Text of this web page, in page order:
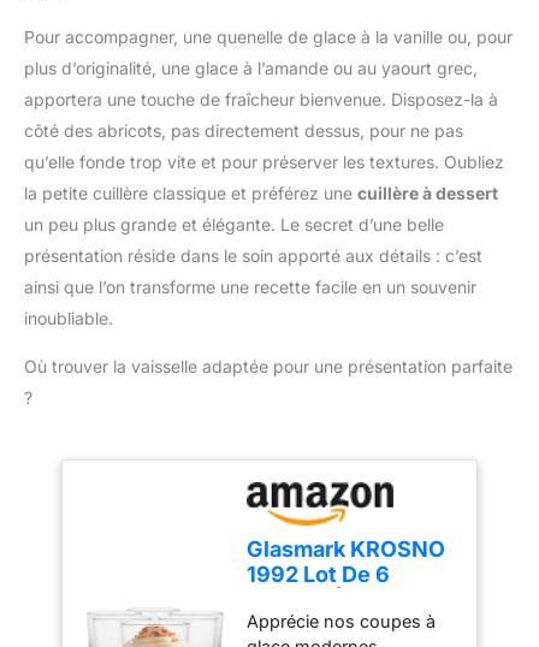
sans effort et d'une seule
main. Un régulateur pour
un contrôle complet de la
température d'atteindre 1
371 °C. Appuyez sur le
bouton pour allumer le
feu, tournez le verrou de
aiguilles d'une montre en
même temps : vous
la flamme. Remarque :
Vous devrez acheter
séparément une bouteille
de butane adaptée.
(Veuillez d'abord remplir
petite quantité de butane
portable, notre mini
chalumeau est prêt à
l'emploi. Parfait pour la
cuisine, la création de
bijoux, le bricolage, le
désherbage, le camping
ou toute autre activité en
extérieur. Un outil
indispensable pour la
maison et les loisirs
créatifs.
vaisselle.
Pour accompagner, une quenelle de glace à la vanille ou, pour
plus d’originalité, une glace à l’amande ou au yaourt grec,
apportera une touche de fraîcheur bienvenue. Disposez-la à
côté des abricots, pas directement dessus, pour ne pas
qu’elle fonde trop vite et pour préserver les textures. Oubliez
la petite cuillère classique et préférez une cuillère à dessert
un peu plus grande et élégante. Le secret d’une belle
présentation réside dans le soin apporté aux détails : c’est
ainsi que l’on transforme une recette facile en un souvenir
inoubliable.
Où trouver la vaisselle adaptée pour une présentation parfaite
?
Glasmark KROSNO
1992 Lot De 6
Verre Transparent
Apprécie nos coupes à